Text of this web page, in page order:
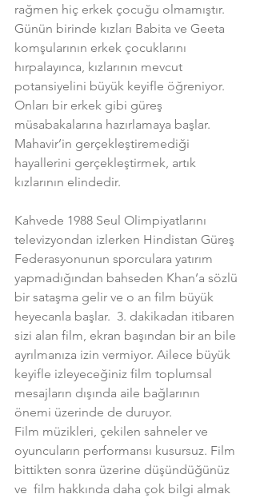
rağmen hiç erkek çocuğu olmamıştır.
Günün birinde kızları Babita ve Geeta
komşularının erkek çocuklarını
hırpalayınca, kızlarının mevcut
potansiyelini büyük keyifle öğreniyor.
Onları bir erkek gibi güreş
müsabakalarına hazırlamaya başlar.
Mahavir’in gerçekleştiremediği
hayallerini gerçekleştirmek, artık
kızlarının elindedir.
Kahvede 1988 Seul Olimpiyatlarını
televizyondan izlerken Hindistan Güreş
Federasyonunun sporculara yatırım
yapmadığından bahseden Khan’a sözlü
bir sataşma gelir ve o an film büyük
heyecanla başlar.  3. dakikadan itibaren
sizi alan film, ekran başından bir an bile
ayrılmanıza izin vermiyor. Ailece büyük
keyifle izleyeceğiniz film toplumsal
mesajların dışında aile bağlarının
önemi üzerinde de duruyor.
Film müzikleri, çekilen sahneler ve
oyuncuların performansı kusursuz. Film
bittikten sonra üzerine düşündüğünüz
ve  film hakkında daha çok bilgi almak